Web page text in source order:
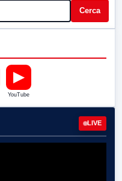
Cerca
▶
YouTube
LIVE